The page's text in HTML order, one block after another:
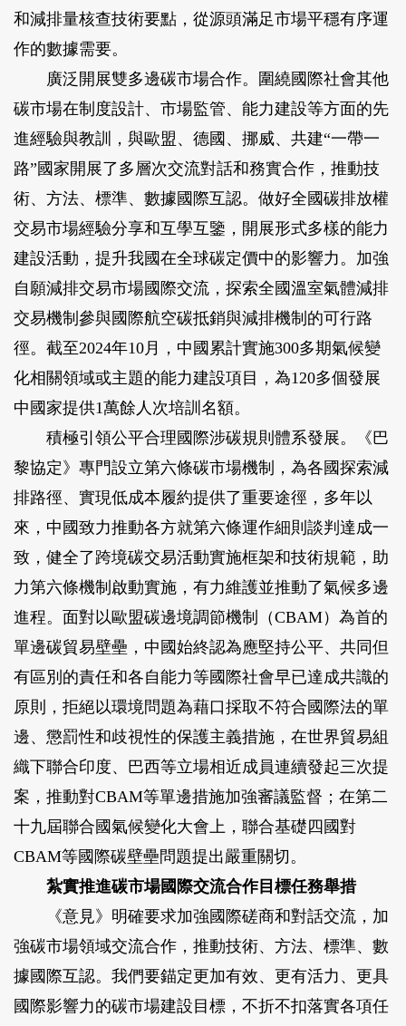
和減排量核查技術要點，從源頭滿足市場平穩有序運
作的數據需要。
廣泛開展雙多邊碳市場合作。圍繞國際社會其他
碳市場在制度設計、市場監管、能力建設等方面的先
進經驗與教訓，與歐盟、德國、挪威、共建“一帶一
路”國家開展了多層次交流對話和務實合作，推動技
術、方法、標準、數據國際互認。做好全國碳排放權
交易市場經驗分享和互學互鑒，開展形式多樣的能力
建設活動，提升我國在全球碳定價中的影響力。加強
自願減排交易市場國際交流，探索全國溫室氣體減排
交易機制參與國際航空碳抵銷與減排機制的可行路
徑。截至2024年10月，中國累計實施300多期氣候變
化相關領域或主題的能力建設項目，為120多個發展
中國家提供1萬餘人次培訓名額。
積極引領公平合理國際涉碳規則體系發展。《巴
黎協定》專門設立第六條碳市場機制，為各國探索減
排路徑、實現低成本履約提供了重要途徑，多年以
來，中國致力推動各方就第六條運作細則談判達成一
致，健全了跨境碳交易活動實施框架和技術規範，助
力第六條機制啟動實施，有力維護並推動了氣候多邊
進程。面對以歐盟碳邊境調節機制（CBAM）為首的
單邊碳貿易壁壘，中國始終認為應堅持公平、共同但
有區別的責任和各自能力等國際社會早已達成共識的
原則，拒絕以環境問題為藉口採取不符合國際法的單
邊、懲罰性和歧視性的保護主義措施，在世界貿易組
織下聯合印度、巴西等立場相近成員連續發起三次提
案，推動對CBAM等單邊措施加強審議監督；在第二
十九屆聯合國氣候變化大會上，聯合基礎四國對
CBAM等國際碳壁壘問題提出嚴重關切。
紮實推進碳市場國際交流合作目標任務舉措
《意見》明確要求加強國際磋商和對話交流，加
強碳市場領域交流合作，推動技術、方法、標準、數
據國際互認。我們要錨定更加有效、更有活力、更具
國際影響力的碳市場建設目標，不折不扣落實各項任